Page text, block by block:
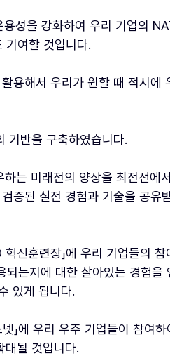
성을 강화하여 우리 기업의
기여할 것입니다.
용해서 우리가 원할 때 적시에
기반을 구축하였습니다.
는 미래전의 양상을 최전선에
증된 실전 경험과 기술을 공유
신훈련장」에 우리 기업들의
는지에 대한 살아있는 경험을
있게 됩니다.
」에 우리 우주 기업들이 참여
될 것입니다.